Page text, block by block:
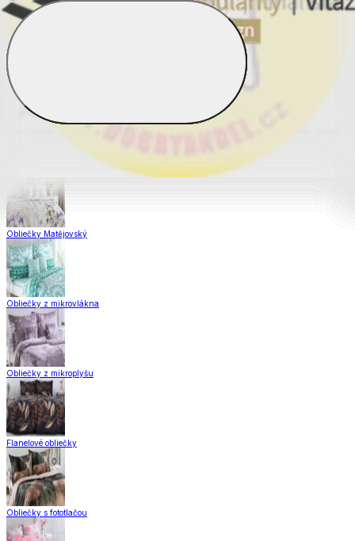
Obliečky Dual Feel®
Obliečky z hladkej bavlny
Obliečky Matějovský
Obliečky z mikrovlákna
Obliečky z mikroplyšu
Flanelové obliečky
Obliečky s fototlačou